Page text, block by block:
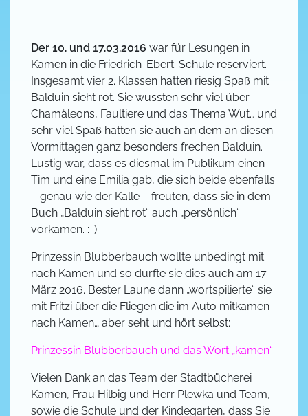
Der 10. und 17.03.2016 war für Lesungen in
Kamen in die Friedrich-Ebert-Schule reserviert.
Insgesamt vier 2. Klassen hatten riesig Spaß mit
Balduin sieht rot. Sie wussten sehr viel über
Chamäleons, Faultiere und das Thema Wut… und
sehr viel Spaß hatten sie auch an dem an diesen
Vormittagen ganz besonders frechen Balduin.
Lustig war, dass es diesmal im Publikum einen
Tim und eine Emilia gab, die sich beide ebenfalls
– genau wie der Kalle – freuten, dass sie in dem
Buch „Balduin sieht rot“ auch „persönlich“
vorkamen. :-)
Prinzessin Blubberbauch wollte unbedingt mit
nach Kamen und so durfte sie dies auch am 17.
März 2016. Bester Laune dann „wortspilierte“ sie
mit Fritzi über die Fliegen die im Auto mitkamen
nach Kamen… aber seht und hört selbst:
Prinzessin Blubberbauch und das Wort „kamen“
Vielen Dank an das Team der Stadtbücherei
Kamen, Frau Hilbig und Herr Plewka und Team,
sowie die Schule und der Kindegarten, dass Sie